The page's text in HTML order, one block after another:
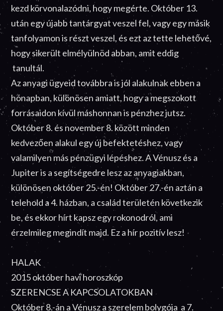
kezd körvonalazódni, hogy megérte. Október 13.
után egy újabb tantárgyat veszel fel, vagy egy másik
tanfolyamon is részt veszel, és ezt az tette lehetővé,
hogy sikerült elmélyülnöd abban, amit eddig
tanultál.
Az anyagi ügyeid továbbra is jól alakulnak ebben a
hónapban, különösen amiatt, hogy a megszokott
forrásaidon kívül máshonnan is pénzhez jutsz.
Október 8. és november 8. között minden
kedvezően alakul egy új befektetéshez, vagy
valamilyen más pénzügyi lépéshez. A Vénusz és a
Jupiter is a segítségedre lesz az anyagiakban,
különösen október 25.-én! Október 27.-én aztán a
telehold a 4. házban, a család területén következik
be, és ekkor hírt kapsz egy rokonodról, ami
érzelmileg megindít majd. Ez a hír pozitív lesz!
HALAK
2015 október havi horoszkóp
SZERENCSE A KAPCSOLATOKBAN
Október 8.-án a Vénusz a szerelem bolygója a 7.